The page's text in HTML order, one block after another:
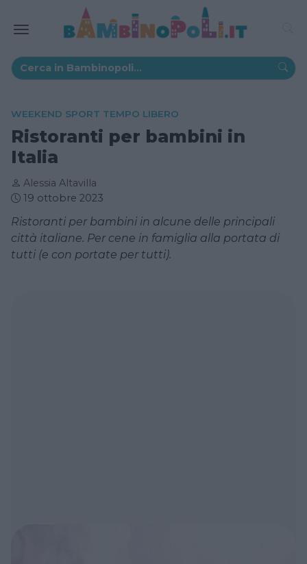
WEEKEND SPORT TEMPO LIBERO
Ristoranti per bambini in
Italia
Alessia Altavilla
19 ottobre 2023
Ristoranti per bambini in alcune delle principali
città italiane. Per cene in famiglia alla portata di
tutti (e con portate per tutti).